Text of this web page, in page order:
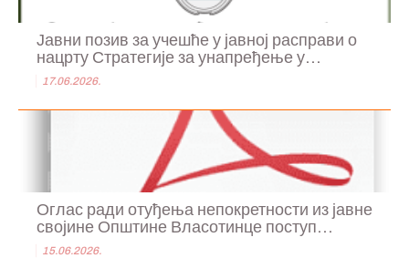
Јавни позив за учешће у јавној расправи о
нацрту Стратегије за унапређење у...
17.06.2026.
Оглас ради отуђења непокретности из јавне
својине Општине Власотинце поступ...
15.06.2026.